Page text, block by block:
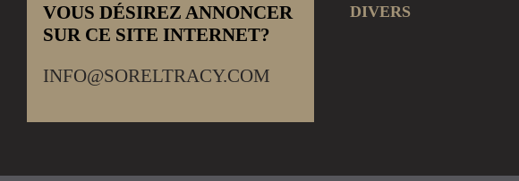
VOUS DÉSIREZ ANNONCER
SUR CE SITE INTERNET?
INFO@SORELTRACY.COM
DIVERS